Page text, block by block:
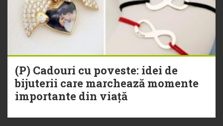
(P) Cadouri cu poveste: idei de
bijuterii care marchează momente
importante din viață